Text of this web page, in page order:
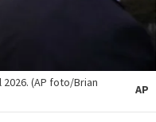
(AP foto/Brian
AP